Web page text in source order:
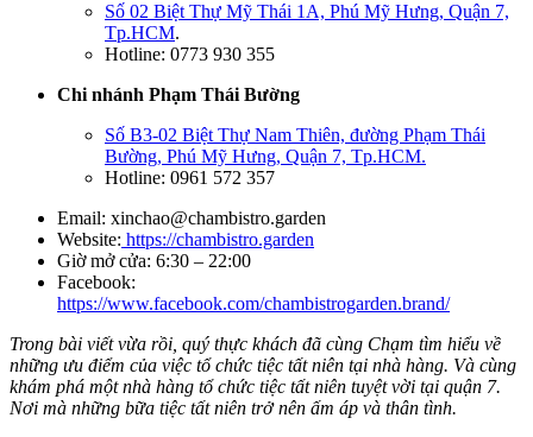
Số 02 Biệt Thự Mỹ Thái 1A, Phú Mỹ Hưng, Quận 7,
Tp.HCM.
Hotline: 0773 930 355
Chi nhánh Phạm Thái Bường
Số B3-02 Biệt Thự Nam Thiên, đường Phạm Thái
Bường, Phú Mỹ Hưng, Quận 7, Tp.HCM.
Hotline: 0961 572 357
Email: xinchao@chambistro.garden
Website: https://chambistro.garden
Giờ mở cửa: 6:30 – 22:00
Facebook:
https://www.facebook.com/chambistrogarden.brand/
Trong bài viết vừa rồi, quý thực khách đã cùng Chạm tìm hiểu về
những ưu điểm của việc tổ chức tiệc tất niên tại nhà hàng. Và cùng
khám phá một nhà hàng tổ chức tiệc tất niên tuyệt vời tại quận 7.
Nơi mà những bữa tiệc tất niên trở nên ấm áp và thân tình.